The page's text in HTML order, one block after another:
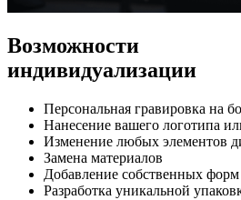
Возможности
индивидуализации
Персональная гравировка на
Нанесение вашего логотипа
Изменение любых элементов
Замена материалов
Добавление собственных
Разработка уникальной